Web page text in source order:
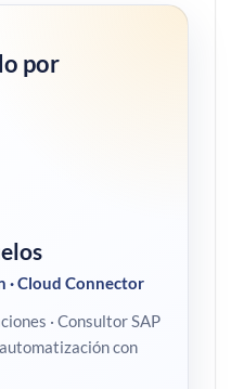
por
· Cloud Connector
· Consultor SAP
con